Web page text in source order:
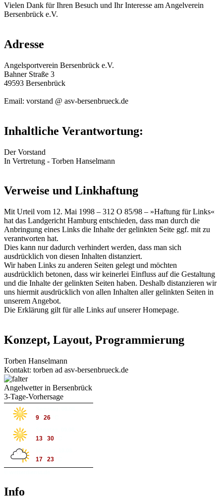
Vielen Dank für Ihren Besuch und Ihr Interesse am Angelverein
Bersenbrück e.V.
Adresse
Angelsportverein Bersenbrück e.V.
Bahner Straße 3
49593 Bersenbrück
Email: vorstand @ asv-bersenbrueck.de
Inhaltliche Verantwortung:
Der Vorstand
In Vertretung - Torben Hanselmann
Verweise und Linkhaftung
Mit Urteil vom 12. Mai 1998 – 312 O 85/98 – »Haftung für Links«
hat das Landgericht Hamburg entschieden, dass man durch die
Anbringung eines Links die Inhalte der gelinkten Seite ggf. mit zu
verantworten hat.
Dies kann nur dadurch verhindert werden, dass man sich
ausdrücklich von diesen Inhalten distanziert.
Wir haben Links zu anderen Seiten gelegt und möchten
ausdrücklich betonen, dass wir keinerlei Einfluss auf die Gestaltung
und die Inhalte der gelinkten Seiten haben. Deshalb distanzieren wir
uns hiermit ausdrücklich von allen Inhalten aller gelinkten Seiten in
unserem Angebot.
Die Erklärung gilt für alle Links auf unserer Homepage.
Konzept, Layout, Programmierung
Torben Hanselmann
Kontakt: torben ad asv-bersenbrueck.de
Angelwetter in Bersenbrück
3-Tage-Vorhersage
9 26
13 30
17 23
Info